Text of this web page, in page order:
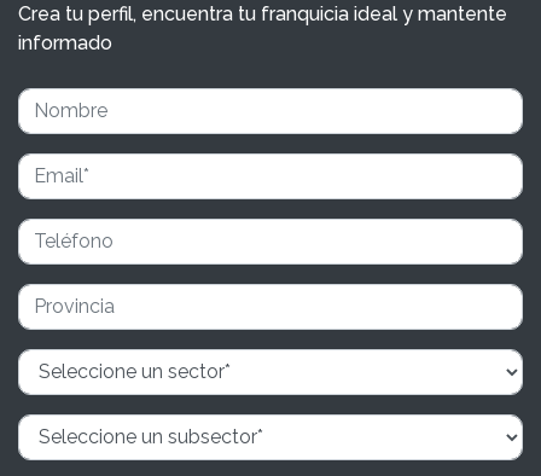
Crea tu perfil, encuentra tu franquicia ideal y mantente
informado